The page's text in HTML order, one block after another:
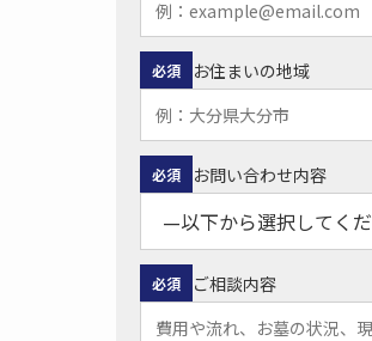
お住まいの地域
必須
お問い合わせ内容
必須
ご相談内容
必須